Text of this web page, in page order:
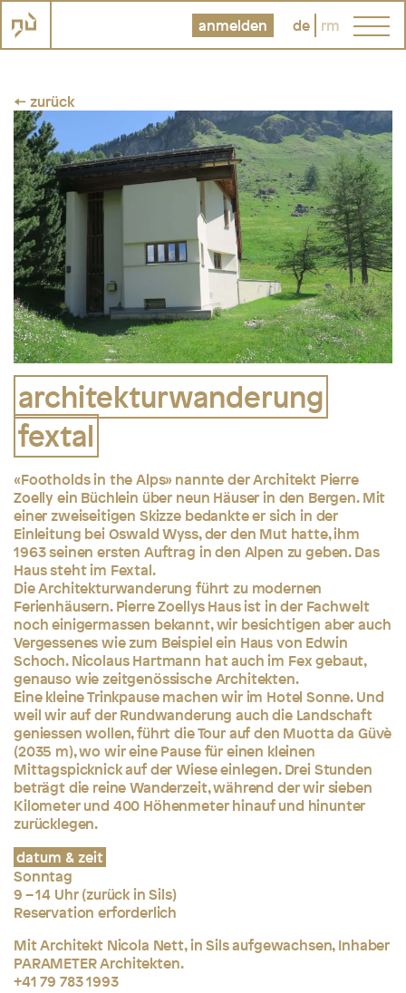
anmelden de rm
← zurück
architekturwanderung
fextal
«Footholds in the Alps» nannte der Architekt Pierre
Zoelly ein Büchlein über neun Häuser in den Bergen. Mit
einer zweiseitigen Skizze bedankte er sich in der
Einleitung bei Oswald Wyss, der den Mut hatte, ihm
1963 seinen ersten Auftrag in den Alpen zu geben. Das
Haus steht im Fextal.
Die Architekturwanderung führt zu modernen
Ferienhäusern. Pierre Zoellys Haus ist in der Fachwelt
noch einigermassen bekannt, wir besichtigen aber auch
Vergessenes wie zum Beispiel ein Haus von Edwin
Schoch. Nicolaus Hartmann hat auch im Fex gebaut,
genauso wie zeitgenössische Architekten.
Eine kleine Trinkpause machen wir im Hotel Sonne. Und
weil wir auf der Rundwanderung auch die Landschaft
geniessen wollen, führt die Tour auf den Muotta da Güvè
(2035 m), wo wir eine Pause für einen kleinen
Mittagspicknick auf der Wiese einlegen. Drei Stunden
beträgt die reine Wanderzeit, während der wir sieben
Kilometer und 400 Höhenmeter hinauf und hinunter
zurücklegen.
datum & zeit
Sonntag
9 – 14 Uhr (zurück in Sils)
Reservation erforderlich
Mit Architekt Nicola Nett, in Sils aufgewachsen, Inhaber
PARAMETER Architekten.
+41 79 783 1993